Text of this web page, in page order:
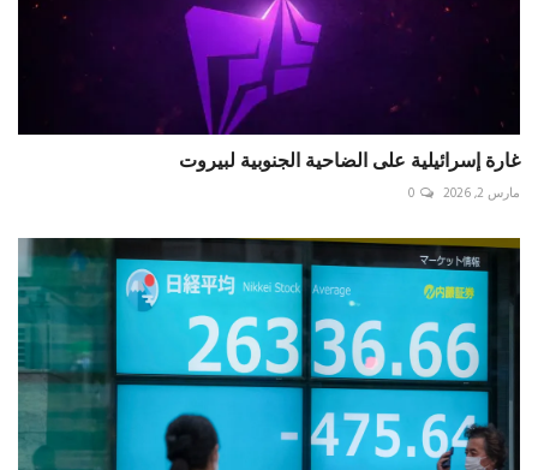
غارة إسرائيلية على الضاحية الجنوبية لبيروت ‎
مارس 2, 2026 0